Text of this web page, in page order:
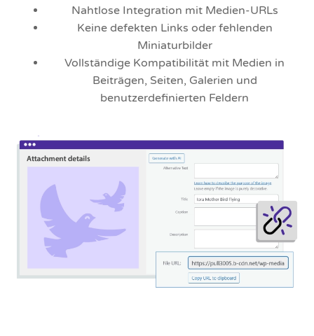
Nahtlose Integration mit Medien-URLs
Keine defekten Links oder fehlenden
Miniaturbilder
Vollständige Kompatibilität mit Medien in
Beiträgen, Seiten, Galerien und
benutzerdefinierten Feldern